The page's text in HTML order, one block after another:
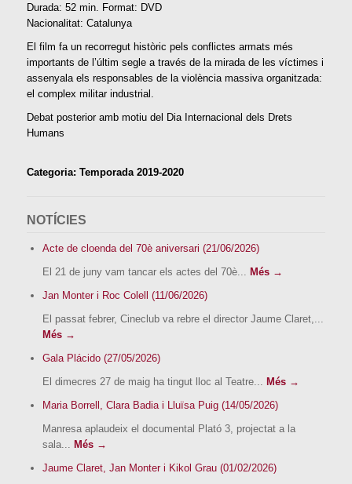
Durada: 52 min. Format: DVD
Nacionalitat: Catalunya
El film fa un recorregut històric pels conflictes armats més
importants de l’últim segle a través de la mirada de les víctimes i
assenyala els responsables de la violència massiva organitzada:
el complex militar industrial.
Debat posterior amb motiu del Dia Internacional dels Drets
Humans
Categoria: Temporada 2019-2020
NOTÍCIES
Acte de cloenda del 70è aniversari (21/06/2026)
El 21 de juny vam tancar els actes del 70è...
Més →
Jan Monter i Roc Colell (11/06/2026)
El passat febrer, Cineclub va rebre el director Jaume Claret,...
Més →
Gala Plácido (27/05/2026)
El dimecres 27 de maig ha tingut lloc al Teatre...
Més →
Maria Borrell, Clara Badia i Lluïsa Puig (14/05/2026)
Manresa aplaudeix el documental Plató 3, projectat a la
sala...
Més →
Jaume Claret, Jan Monter i Kikol Grau (01/02/2026)